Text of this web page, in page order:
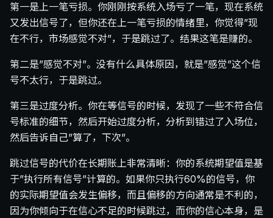
第一是上一笔亏损。你刚刚按系统入场亏了一笔，现在系统
又发出信号了，但你还在上一笔亏损的情绪里，你觉得”现
在不行，市场感觉不对”，于是跳过了。结果这笔是赚的。
第二是”感觉不对”。没有什么具体原因，就是”感觉”这个信
号不太行，于是跳过。
第三是过度分析。你在等信号的时候，发现了一些不符合信
号标准的细节，然后开始过度分析，分析到错过了入场位，
然后告诉自己”算了，下次”。
跳过信号的代价在长期账上非常清晰：你的系统期望值是基
于”执行所有信号”计算的。如果你只执行60%的信号，你
的实际期望值会发生偏移，而且偏移的方向通常是不利的，
因为你倾向于在信心不足的时候跳过，而你的信心本身，是